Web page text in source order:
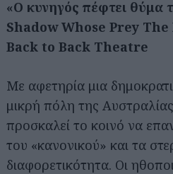
«Ο κυνηγός πέφτει θύμα
Shadow Whose Prey
Back to Back Theatre
Με αφετηρία μια
μικρή πόλη της
προσκαλεί το κοινό να
του «κανονικού» και τα
διαφορετικότητα. Οι